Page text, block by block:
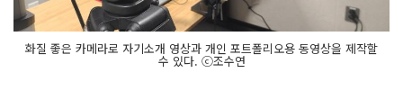
화질 좋은 카메라로 자기소개 영상과 개인 포트폴리오용 동영상을 제작할
수 있다. ⓒ조수연